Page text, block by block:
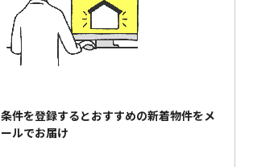
条件を登録するとおすすめの新着物件をメ
ールでお届け